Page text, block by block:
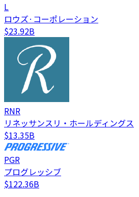
L
ロウズ·コーポレーション
$23.92B
RNR
リネッサンスリ・ホールディングス
$13.35B
PGR
プログレッシブ
$122.36B